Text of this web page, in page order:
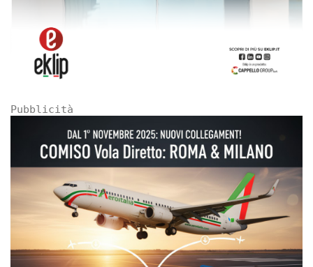
Pubblicità